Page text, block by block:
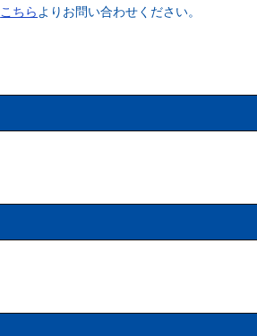
こちら よりお問い合わせください。